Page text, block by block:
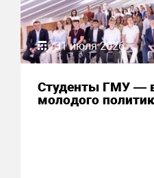
31 июля 2026
Студенты ГМУ —
молодого